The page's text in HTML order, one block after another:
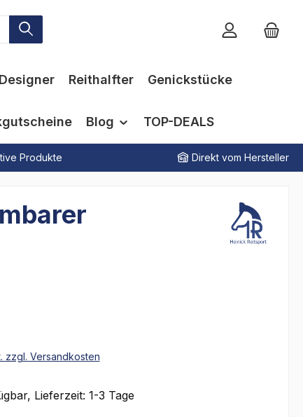
Reithalfter Genickstücke
Blog TOP-DEALS
Produkte Direkt vom Hersteller
zzgl. Versandkosten
Lieferzeit: 1-3 Tage